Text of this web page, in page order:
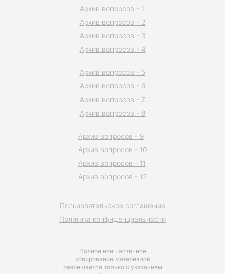
Полное или частичное
копирование материалов
разрешается только с указанием
Пользовательское соглашение
Политика конфиденциальности
Архив вопросов - 1
Архив вопросов - 2
Архив вопросов - 3
Архив вопросов - 4
Архив вопросов - 5
Архив вопросов - 6
Архив вопросов - 7
Архив вопросов - 8
Архив вопросов - 9
Архив вопросов - 10
Архив вопросов - 11
Архив вопросов - 12